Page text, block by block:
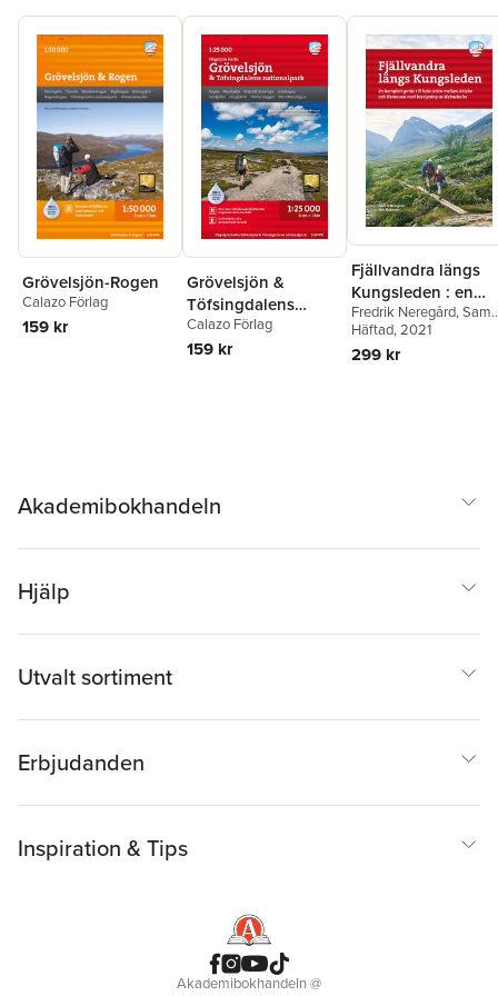
Grövelsjön-Rogen
Calazo Förlag
159 kr
Grövelsjön &
Töfsingdalens
nationalpark
1:25.000
Calazo Förlag
159 kr
Fjällvandra längs
Kungsleden : en
komplett guide till
hela leden, från
Abisko till
Fredrik Neregård,Sam
Hedman
Häftad, 2021
299 kr
Akademibokhandeln
Hjälp
Utvalt sortiment
Erbjudanden
Inspiration & Tips
Akademibokhandeln@